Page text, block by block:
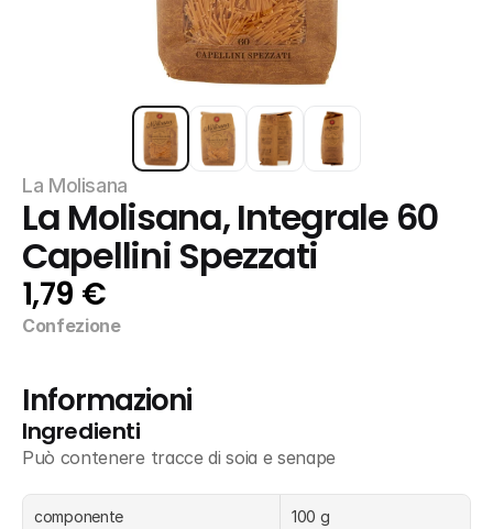
La Molisana
La Molisana, Integrale 60
Capellini Spezzati
1,79 €
Confezione
Informazioni
Ingredienti
Può contenere tracce di soia e senape
componente 100 g